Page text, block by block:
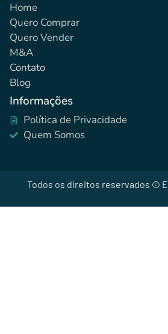
Home
Quero Comprar
Quero Vender
M&A
Contato
Blog
Informações
Política de Privacidade
Quem Somos
Todos os direitos reservados ©